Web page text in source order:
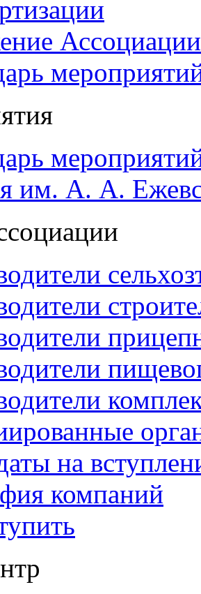
им. А. А.
на
компаний